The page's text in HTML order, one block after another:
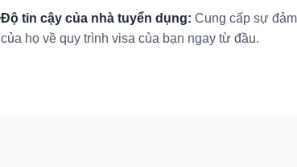
Độ tin cậy của nhà tuyển dụng: Cung cấp sự
của họ về quy trình visa của bạn ngay từ đầu.